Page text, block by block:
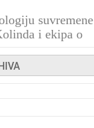
suvremene
i ekipa o